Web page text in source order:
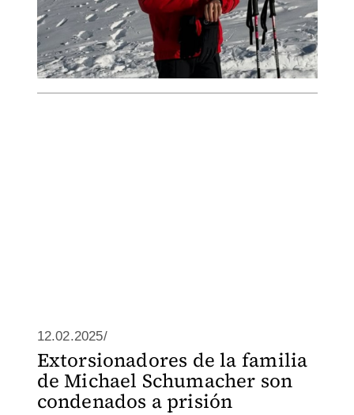
12.02.2025/
Extorsionadores de la familia
de Michael Schumacher son
condenados a prisión